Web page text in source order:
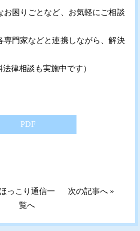
お困りごとなど、お気軽にご相談
専門家などと連携しながら、解決
法律相談も実施中です）
PDF
ほっこり通信一
覧へ
次の記事へ»